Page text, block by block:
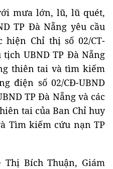
mưa lớn, lũ, lũ quét,
TP Đà Nẵng yêu cầu
Chỉ thị số 02/CT-
tịch UBND TP Đà Nẵng
thiên tai và tìm kiếm
điện số 02/CĐ-UBND
TP Đà Nẵng và các
tai của Ban Chỉ huy
Tìm kiếm cứu nạn TP
Bích Thuận, Giám